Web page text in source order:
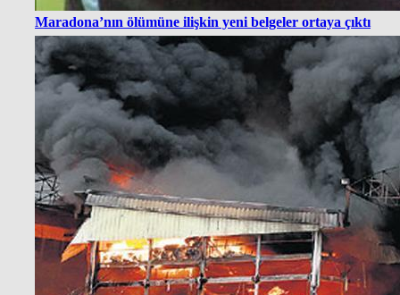
Maradona’nın ölümüne ilişkin yeni belgeler ortaya çıktı